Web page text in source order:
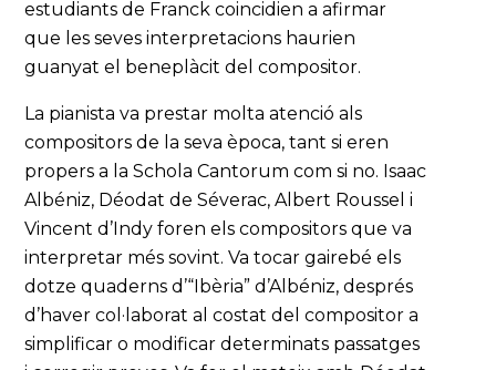
estudiants de Franck coincidien a afirmar
que les seves interpretacions haurien
guanyat el beneplàcit del compositor.
La pianista va prestar molta atenció als
compositors de la seva època, tant si eren
propers a la Schola Cantorum com si no. Isaac
Albéniz, Déodat de Séverac, Albert Roussel i
Vincent d’Indy foren els compositors que va
interpretar més sovint. Va tocar gairebé els
dotze quaderns d’“Ibèria” d’Albéniz, després
d’haver col·laborat al costat del compositor a
simplificar o modificar determinats passatges